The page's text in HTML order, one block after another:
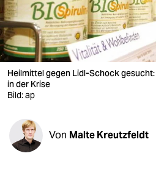
wahrheit
verlag
verlag
veranstaltungen
shop
fragen & hilfe
Heilmittel gegen Lidl-Schock
in der Krise
Bild: ap
Von Malte Kreutzfeldt